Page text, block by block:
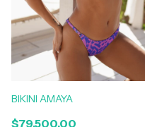
BIKINI AMAYA
$79.500,00